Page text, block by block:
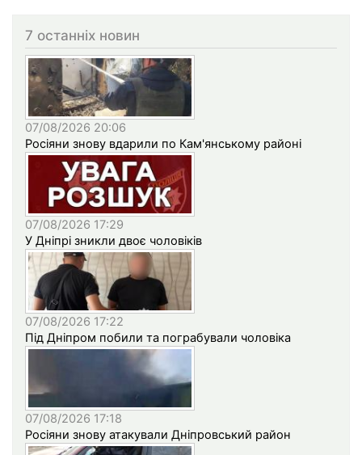
7 останніх новин
07/08/2026 20:06
Росіяни знову вдарили по Кам'янському районі
07/08/2026 17:29
У Дніпрі зникли двоє чоловіків
07/08/2026 17:22
Під Дніпром побили та пограбували чоловіка
07/08/2026 17:18
Росіяни знову атакували Дніпровський район